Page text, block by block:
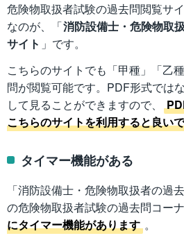
危険物取扱者試験の過去問閲覧サ
なのが、「消防設備士・危険物取
サイト 」です。
こちらのサイトでも「甲種」「乙
問が閲覧可能です。PDF形式では
して見ることができますので、
こちらのサイトを利用すると良い
タイマー機能がある
「消防設備士・危険物取扱者の過
の危険物取扱者試験の過去問コーナ
にタイマー機能があります 。